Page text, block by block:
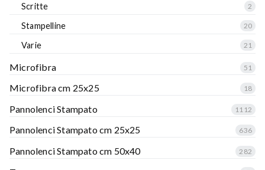
Scritte 2
Stampelline 20
Varie 21
Microfibra 51
Microfibra cm 25x25 18
Pannolenci Stampato 1112
Pannolenci Stampato cm 25x25 636
Pannolenci Stampato cm 50x40 282